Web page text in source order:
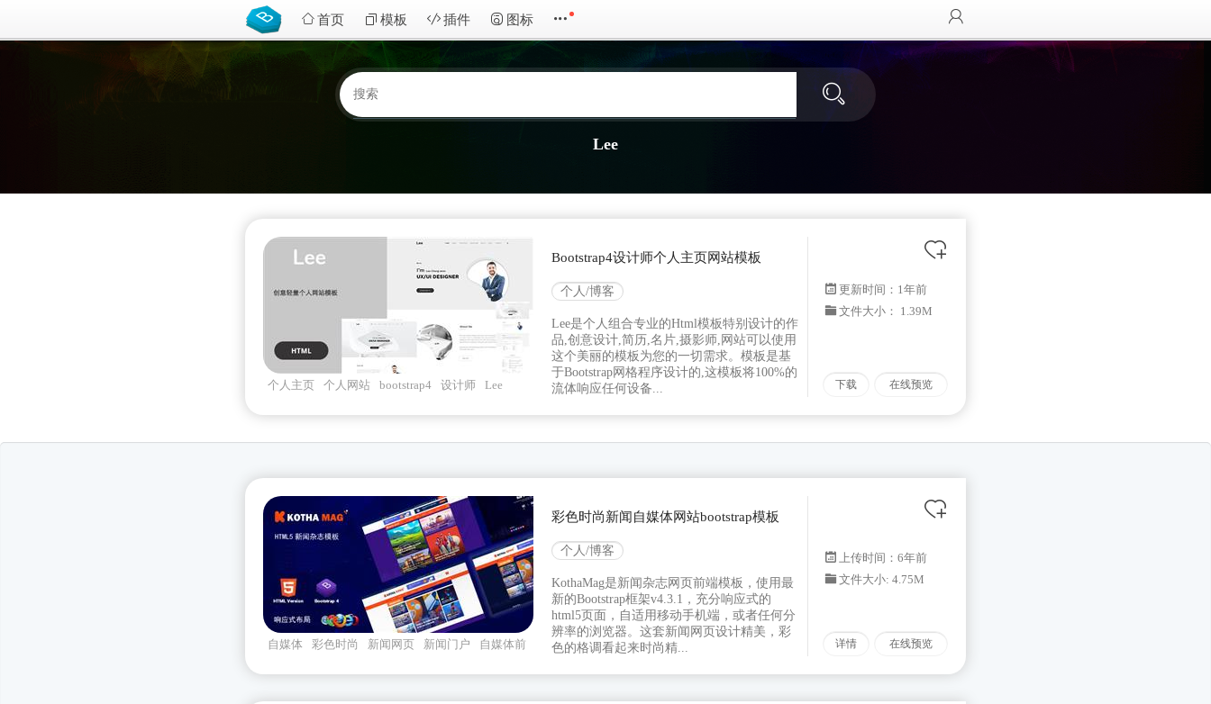
首页 模板 插件 图标
Lee
个人主页 个人网站 bootstrap4 设计师 Lee
Bootstrap4设计师个人主页网站模板
个人/博客
Lee是个人组合专业的Html模板特别设计的作
品,创意设计,简历,名片,摄影师,网站可以使用
这个美丽的模板为您的一切需求。模板是基
于Bootstrap网格程序设计的,这模板将100%的
流体响应任何设备...
更新时间： 1年前
文件大小： 1.39M
下载 在线预览
自媒体 彩色时尚 新闻网页 新闻门户
自媒体前
彩色时尚新闻自媒体网站bootstrap模板
个人/博客
KothaMag是新闻杂志网页前端模板，使用最
新的Bootstrap框架v4.3.1，充分响应式的
html5页面，自适用移动手机端，或者任何分
辨率的浏览器。这套新闻网页设计精美，彩
色的格调看起来时尚精...
上传时间：6年前
文件大小: 4.75M
详情 在线预览